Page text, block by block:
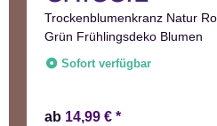
Trockenblumenkranz Natur
Grün Frühlingsdeko Blumen
Sofort verfügbar
ab 14,99 € *